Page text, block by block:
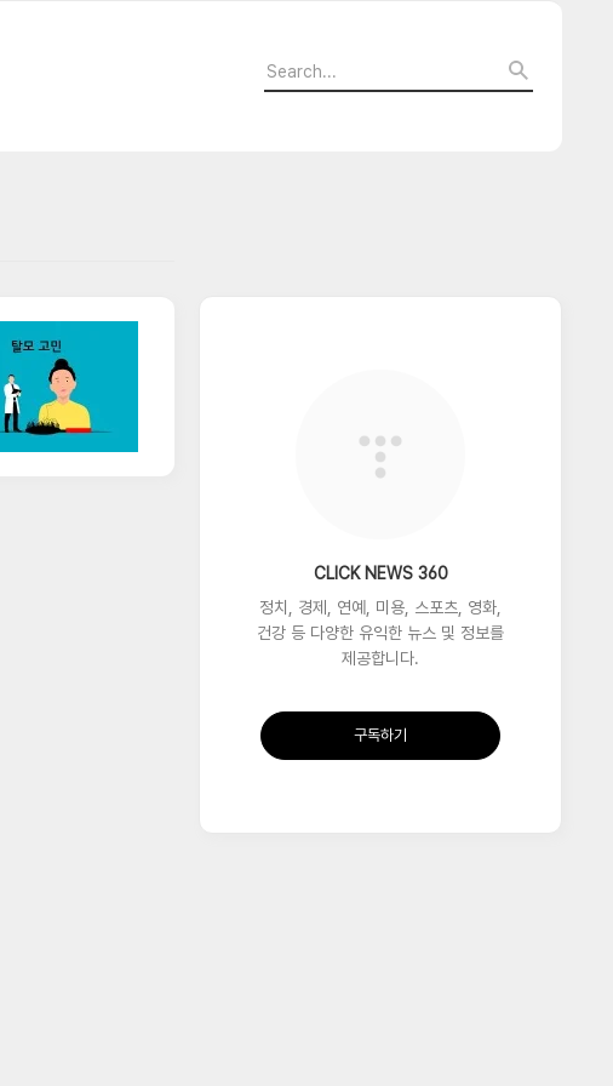
CLICK NEWS 360
정치, 경제, 연예, 미용, 스포츠, 영화,
건강 등 다양한 유익한 뉴스 및 정보를
제공합니다.
구독하기